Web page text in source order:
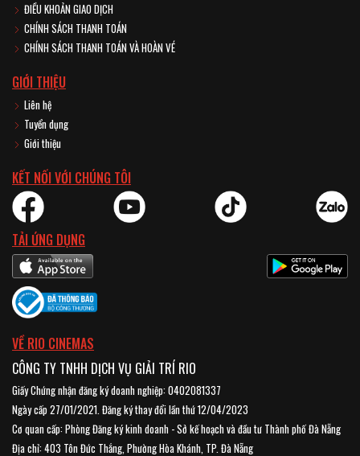
ĐIỀU KHOẢN GIAO DỊCH
CHÍNH SÁCH THANH TOÁN
CHÍNH SÁCH THANH TOÁN VÀ HOÀN VÉ
GIỚI THIỆU
Liên hệ
Tuyển dụng
Giới thiệu
KẾT NỐI VỚI CHÚNG TÔI
TẢI ỨNG DỤNG
VỀ RIO CINEMAS
CÔNG TY TNHH DỊCH VỤ GIẢI TRÍ RIO
Giấy Chứng nhận đăng ký doanh nghiệp: 0402081337
Ngày cấp 27/01/2021. Đăng ký thay đổi lần thứ 12/04/2023
Cơ quan cấp: Phòng Đăng ký kinh doanh - Sở kế hoạch và đầu tư Thành phố Đà Nẵng
Địa chỉ: 403 Tôn Đức Thắng, Phường Hòa Khánh, TP. Đà Nẵng